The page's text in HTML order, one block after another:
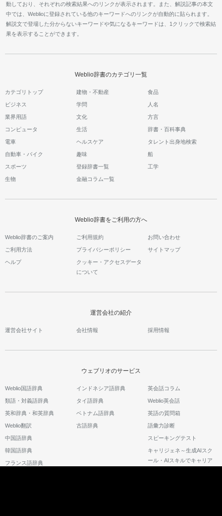
動しており、それぞれの検索結果へのリンクが表示されます。また、解説記事の本文
中では、Weblioに登録されている他のキーワードへのリンクが自動的に貼られます。
解説文で登場した分からないキーワードや気になるキーワードは、1クリックで検索結
果を表示することができます。
Weblio辞書のカテゴリ一覧
カテゴリトップ 建物・不動産 食品
ビジネス 学問 人名
業界用語 文化 方言
コンピュータ 生活 辞書・百科事典
電車 ヘルスケア タレント出身地検索
自動車・バイク 趣味 船
スポーツ 登録辞書一覧 工学
生物 金融コラム一覧
Weblio辞書をご利用の方へ
Weblio辞書のご案内 ご利用規約 お問い合わせ
ご利用方法 プライバシーポリシー サイトマップ
ヘルプ
クッキー・アクセスデータ
について
運営会社の紹介
運営会社サイト 会社情報 採用情報
ウェブリオのサービス
Weblio国語辞典
類語・対義語辞典
英和辞典・和英辞典
Weblio翻訳
中国語辞典
韓国語辞典
フランス語辞典
インドネシア語辞典
タイ語辞典
ベトナム語辞典
古語辞典
英会話コラム
Weblio英会話
英語の質問箱
語彙力診断
スピーキングテスト
キャリジェネ～生成AIスク
ール・AIスキルでキャリア